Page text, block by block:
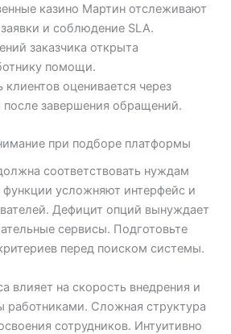
казино Мартин отслеживают
и соблюдение SLA.
заказчика открыта
помощи.
оценивается через
после завершения обращений.
при подборе платформы
соответствовать нуждам
усложняют интерфейс и
Дефицит опций вынуждает
сервисы. Подготовьте
перед поиском системы.
влияет на скорость внедрения и
работниками. Сложная структура
сотрудников. Интуитивно